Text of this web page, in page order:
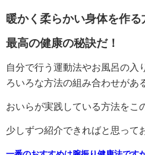
暖かく柔らかい身体を作る
最高の健康の秘訣だ！
自分で行う運動法やお風呂の入
ろいろな方法の組み合わせがあ
おいらが実践している方法をこ
少しずつ紹介できればと思って